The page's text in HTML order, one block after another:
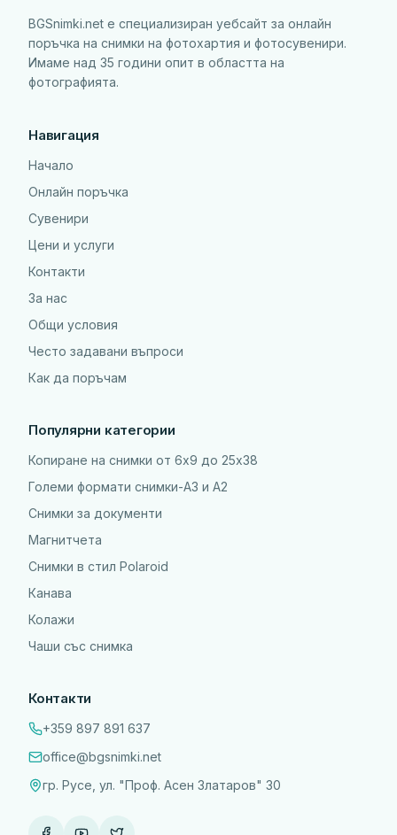
BGSnimki.net е специализиран уебсайт за онлайн
поръчка на снимки на фотохартия и фотосувенири.
Имаме над 35 години опит в областта на
фотографията.
Навигация
Начало
Онлайн поръчка
Сувенири
Цени и услуги
Контакти
За нас
Общи условия
Често задавани въпроси
Как да поръчам
Популярни категории
Копиране на снимки от 6x9 до 25х38
Големи формати снимки-А3 и А2
Снимки за документи
Магнитчета
Снимки в стил Polaroid
Канава
Колажи
Чаши със снимка
Контакти
+359 897 891 637
office@bgsnimki.net
гр. Русе, ул. "Проф. Асен Златаров" 30